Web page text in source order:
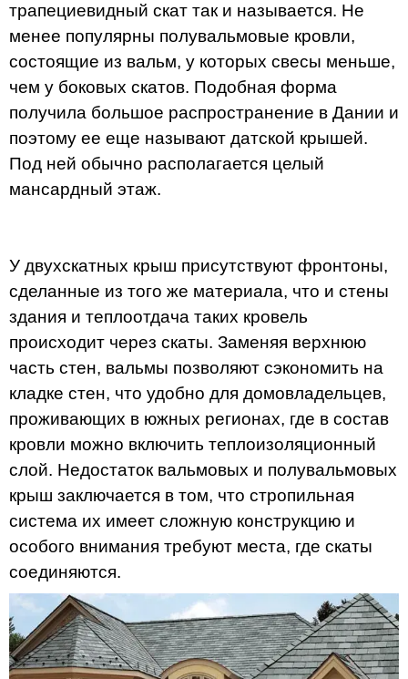
трапециевидный скат так и называется. Не
менее популярны полувальмовые кровли,
состоящие из вальм, у которых свесы меньше,
чем у боковых скатов. Подобная форма
получила большое распространение в Дании и
поэтому ее еще называют датской крышей.
Под ней обычно располагается целый
мансардный этаж.
У двухскатных крыш присутствуют фронтоны,
сделанные из того же материала, что и стены
здания и теплоотдача таких кровель
происходит через скаты. Заменяя верхнюю
часть стен, вальмы позволяют сэкономить на
кладке стен, что удобно для домовладельцев,
проживающих в южных регионах, где в состав
кровли можно включить теплоизоляционный
слой. Недостаток вальмовых и полувальмовых
крыш заключается в том, что стропильная
система их имеет сложную конструкцию и
особого внимания требуют места, где скаты
соединяются.